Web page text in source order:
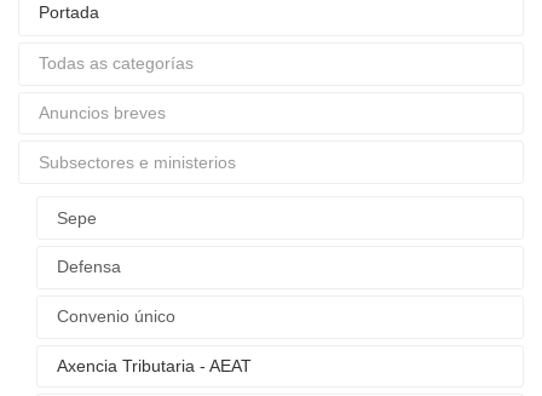
Portada
Todas as categorías
Anuncios breves
Subsectores e ministerios
Sepe
Defensa
Convenio único
Axencia Tributaria - AEAT